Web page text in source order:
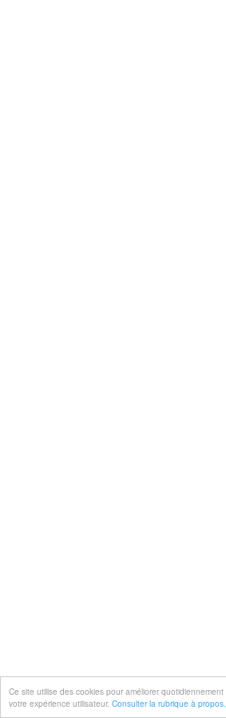
Ce site utilise des cookies pour améliorer quotidiennement
votre expérience utilisateur. Consulter la rubrique à propos.